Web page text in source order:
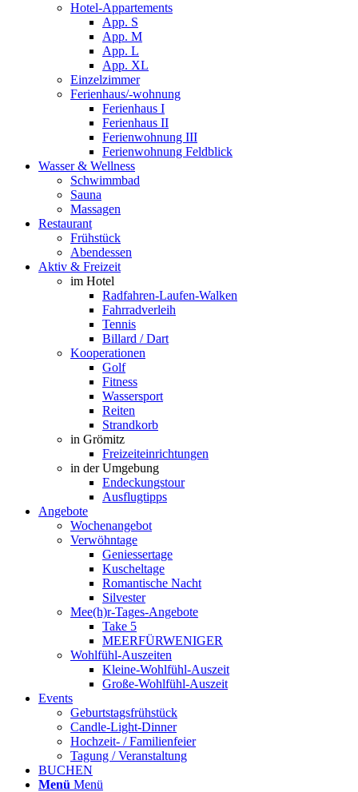
Hotel-Appartements
App. S
App. M
App. L
App. XL
Einzelzimmer
Ferienhaus/-wohnung
Ferienhaus I
Ferienhaus II
Ferienwohnung III
Ferienwohnung Feldblick
Wasser & Wellness
Schwimmbad
Sauna
Massagen
Restaurant
Frühstück
Abendessen
Aktiv & Freizeit
im Hotel
Radfahren-Laufen-Walken
Fahrradverleih
Tennis
Billard / Dart
Kooperationen
Golf
Fitness
Wassersport
Reiten
Strandkorb
in Grömitz
Freizeiteinrichtungen
in der Umgebung
Endeckungstour
Ausflugtipps
Angebote
Wochenangebot
Verwöhntage
Geniessertage
Kuscheltage
Romantische Nacht
Silvester
Mee(h)r-Tages-Angebote
Take 5
MEERFÜRWENIGER
Wohlfühl-Auszeiten
Kleine-Wohlfühl-Auszeit
Große-Wohlfühl-Auszeit
Events
Geburtstagsfrühstück
Candle-Light-Dinner
Hochzeit- / Familienfeier
Tagung / Veranstaltung
BUCHEN
Menü Menü